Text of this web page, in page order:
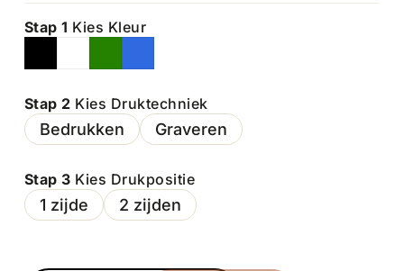
Stap 1 Kies Kleur
Stap 2 Kies Druktechniek
Bedrukken Graveren
Stap 3 Kies Drukpositie
1 zijde 2 zijden